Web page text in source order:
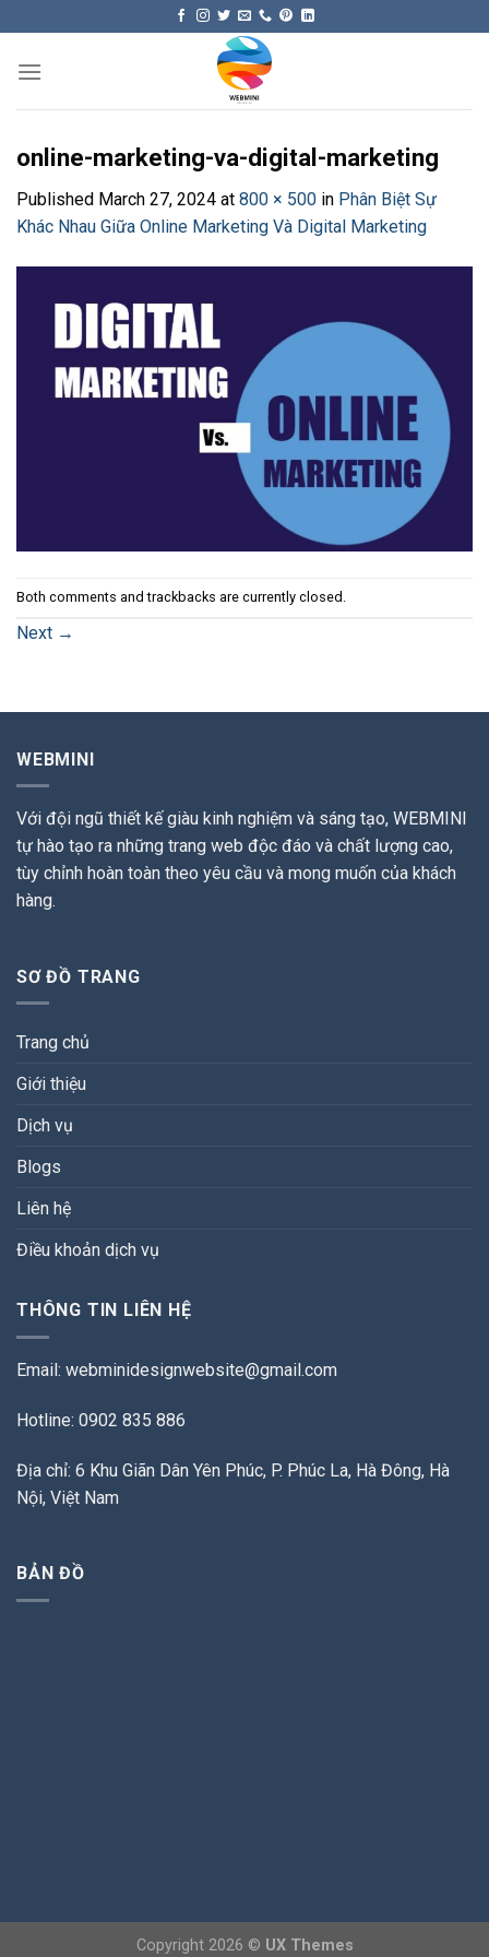
content
online-marketing-va-digital-marketing
Published March 27, 2024 at 800 × 500 in Phân Biệt Sự
Khác Nhau Giữa Online Marketing Và Digital Marketing
Both comments and trackbacks are currently closed.
Next →
WEBMINI
Với đội ngũ thiết kế giàu kinh nghiệm và sáng tạo, WEBMINI
tự hào tạo ra những trang web độc đáo và chất lượng cao,
tùy chỉnh hoàn toàn theo yêu cầu và mong muốn của khách
hàng.
SƠ ĐỒ TRANG
Trang chủ
Giới thiệu
Dịch vụ
Blogs
Liên hệ
Điều khoản dịch vụ
THÔNG TIN LIÊN HỆ
Email: webminidesignwebsite@gmail.com
Hotline: 0902 835 886
Địa chỉ: 6 Khu Giãn Dân Yên Phúc, P. Phúc La, Hà Đông, Hà
Nội, Việt Nam
BẢN ĐỒ
Copyright 2026 © UX Themes